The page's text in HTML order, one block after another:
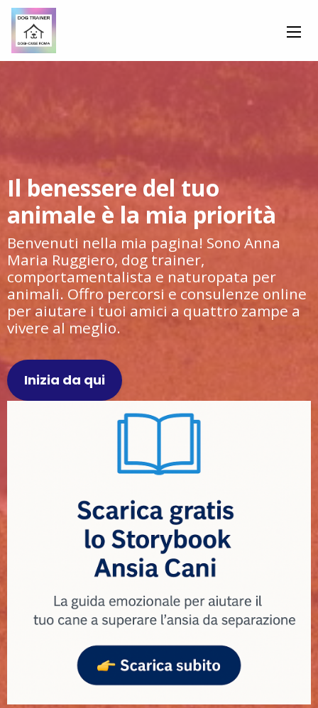
Il benessere del tuo
animale è la mia priorità
Benvenuti nella mia pagina! Sono Anna
Maria Ruggiero, dog trainer,
comportamentalista e naturopata per
animali. Offro percorsi e consulenze online
per aiutare i tuoi amici a quattro zampe a
vivere al meglio.
Inizia da qui